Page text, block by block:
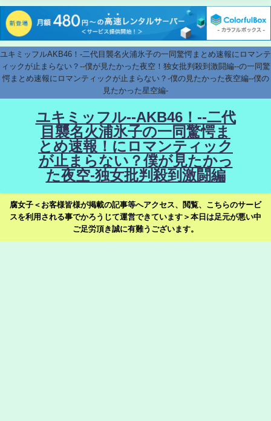
ユキミッフルAKB46！-二代目襲名火浦氷子の一同驚愕まとめ速報にロマンテ
ィックが止まらない？--僕が見たかった夜空！独女批判殺到激闘編--の一同驚
愕まとめ速報にロマンティックが止まらない？-僕の見たかった夜空編--僕の
見たかった星空編-
ユキミッフル--AKB46！--二代
目襲名火浦氷子の一同驚愕ま
とめ速報！にロマンティック
が止まらない？僕が見たかっ
た夜空-独女批判殺到激闘編
腐女子＜お客様皆様が掲載の記事等へアクセス、閲覧、こちらのサービ
スを利用される事でかろうじて運営できています＞本日は足元が悪い中
ご足労頂き誠に有難うございます。